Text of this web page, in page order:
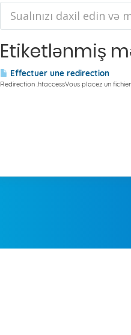
Etiketlənmiş
Effectuer une redirection
Redirection .htaccessVous placez un